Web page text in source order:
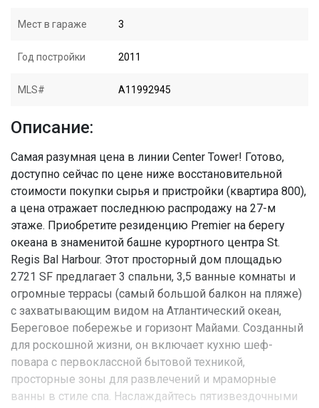
Мест в гараже 3
Год постройки 2011
MLS# A11992945
Описание:
Самая разумная цена в линии Center Tower! Готово,
доступно сейчас по цене ниже восстановительной
стоимости покупки сырья и пристройки (квартира 800),
а цена отражает последнюю распродажу на 27-м
этаже. Приобретите резиденцию Premier на берегу
океана в знаменитой башне курортного центра St.
Regis Bal Harbour. Этот просторный дом площадью
2721 SF предлагает 3 спальни, 3,5 ванные комнаты и
огромные террасы (самый большой балкон на пляже)
с захватывающим видом на Атлантический океан,
Береговое побережье и горизонт Майами. Созданный
для роскошной жизни, он включает кухню шеф-
повара с первоклассной бытовой техникой,
просторные зоны для развлечений и мраморные
ванны в стиле спа. Наслаждайтесь пятизвездочными